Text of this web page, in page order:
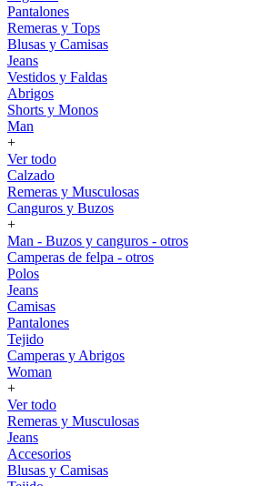
Pantalones
Remeras y Tops
Blusas y Camisas
Jeans
Vestidos y Faldas
Abrigos
Shorts y Monos
Man
+
Ver todo
Calzado
Remeras y Musculosas
Canguros y Buzos
+
Man - Buzos y canguros - otros
Camperas de felpa - otros
Polos
Jeans
Camisas
Pantalones
Tejido
Camperas y Abrigos
Woman
+
Ver todo
Remeras y Musculosas
Jeans
Accesorios
Blusas y Camisas